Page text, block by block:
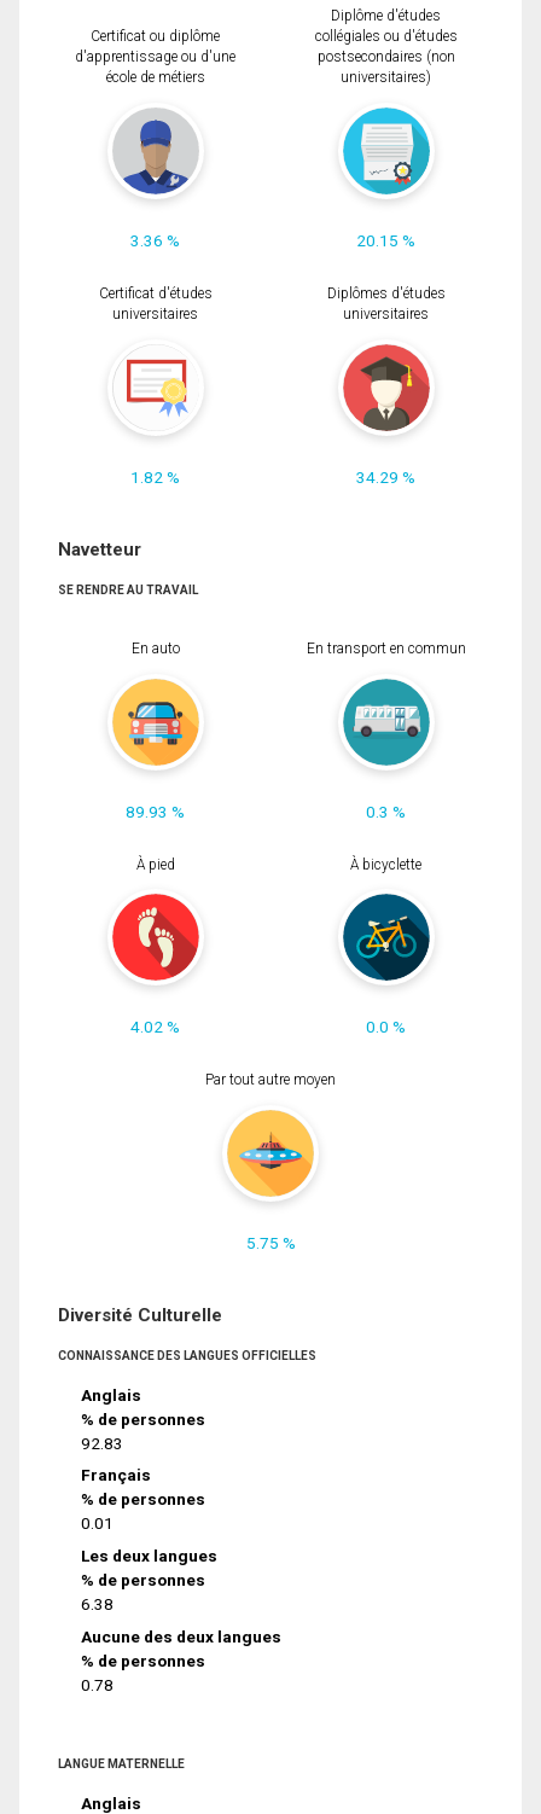
Certificat ou diplôme
d'apprentissage ou d'une
école de métiers
3.36 %
Diplôme d'études
collégiales ou d'études
postsecondaires (non
universitaires)
20.15 %
Certificat d'études
universitaires
1.82 %
Diplômes d'études
universitaires
34.29 %
Navetteur
SE RENDRE AU TRAVAIL
En auto
89.93 %
En transport en commun
0.3 %
À pied
4.02 %
À bicyclette
0.0 %
Par tout autre moyen
5.75 %
Diversité Culturelle
CONNAISSANCE DES LANGUES OFFICIELLES
Anglais
% de personnes
92.83
Français
% de personnes
0.01
Les deux langues
% de personnes
6.38
Aucune des deux langues
% de personnes
0.78
LANGUE MATERNELLE
Anglais